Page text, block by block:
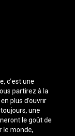
c’est une
partirez à la
plus d’ouvrir
une
le goût de
le monde,